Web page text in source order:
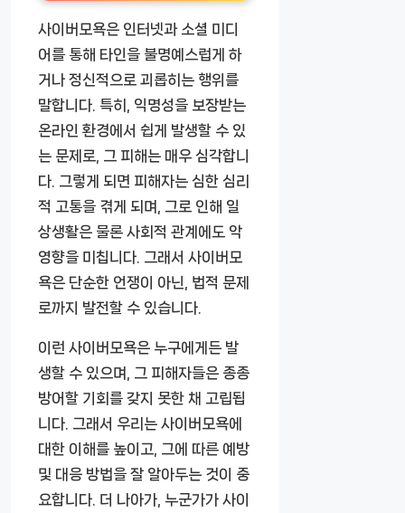
사이버모욕은 인터넷과 소셜 미디
어를 통해 타인을 불명예스럽게 하
거나 정신적으로 괴롭히는 행위를
말합니다. 특히, 익명성을 보장받는
온라인 환경에서 쉽게 발생할 수 있
는 문제로, 그 피해는 매우 심각합니
다. 그렇게 되면 피해자는 심한 심리
적 고통을 겪게 되며, 그로 인해 일
상생활은 물론 사회적 관계에도 악
영향을 미칩니다. 그래서 사이버모
욕은 단순한 언쟁이 아닌, 법적 문제
로까지 발전할 수 있습니다.
이런 사이버모욕은 누구에게든 발
생할 수 있으며, 그 피해자들은 종종
방어할 기회를 갖지 못한 채 고립됩
니다. 그래서 우리는 사이버모욕에
대한 이해를 높이고, 그에 따른 예방
및 대응 방법을 잘 알아두는 것이 중
요합니다. 더 나아가, 누군가가 사이